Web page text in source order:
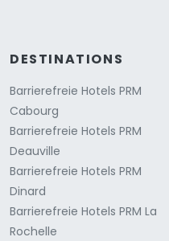
DESTINATIONS
Barrierefreie Hotels PRM
Cabourg
Barrierefreie Hotels PRM
Deauville
Barrierefreie Hotels PRM
Dinard
Barrierefreie Hotels PRM La
Rochelle